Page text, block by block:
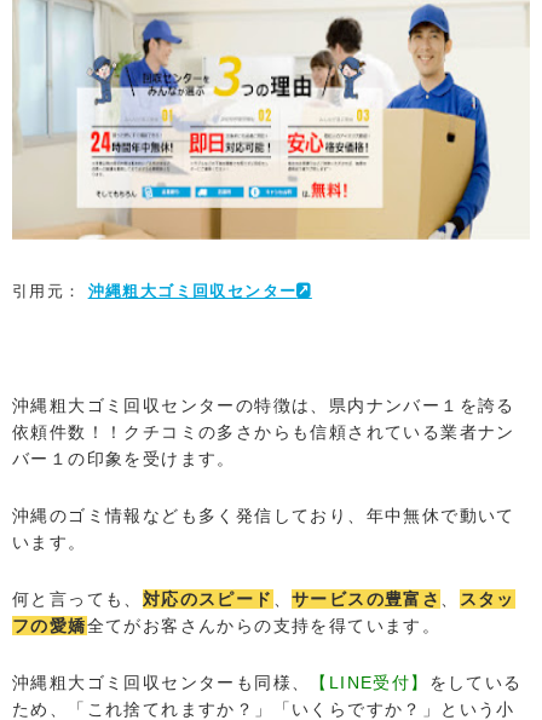
引用元： 沖縄粗大ゴミ回収センター
沖縄粗大ゴミ回収センターの特徴は、県内ナンバー１を誇る
依頼件数！！クチコミの多さからも信頼されている業者ナン
バー１の印象を受けます。
沖縄のゴミ情報なども多く発信しており、年中無休で動いて
います。
何と言っても、 対応のスピード 、サービスの豊富さ
スタッ
フの愛嬌全てがお客さんからの支持を得ています。
沖縄粗大ゴミ回収センターも同様、 【LINE受付】 をしている
ため、「これ捨てれますか？」「いくらですか？」という小